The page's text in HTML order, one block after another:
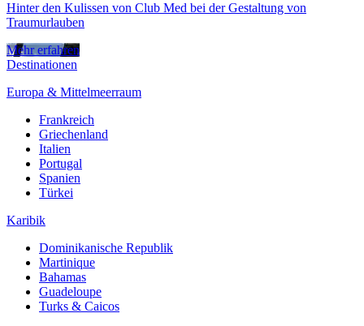
Hinter den Kulissen von Club Med bei der Gestaltung von
Traumurlauben
Mehr erfahren
Destinationen
Europa & Mittelmeerraum
Frankreich
Griechenland
Italien
Portugal
Spanien
Türkei
Karibik
Dominikanische Republik
Martinique
Bahamas
Guadeloupe
Turks & Caicos